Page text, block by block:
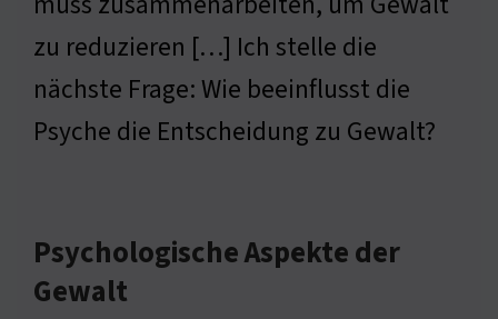
zu reduzieren […] Ich stelle die
nächste Frage: Wie beeinflusst die
Psyche die Entscheidung zu Gewalt?
Psychologische Aspekte der
Gewalt